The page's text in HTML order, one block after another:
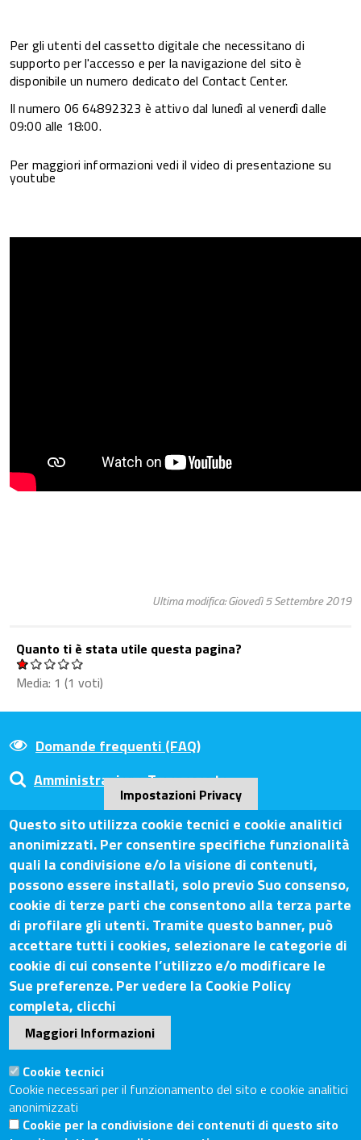
Per gli utenti del cassetto digitale che necessitano di
supporto per l'accesso e per la navigazione del sito è
disponibile un numero dedicato del Contact Center.
Il numero 06 64892323 è attivo dal lunedì al venerdì dalle
09:00 alle 18:00.
Per maggiori informazioni vedi il video di presentazione su
youtube
Ultima modifica: Giovedì 5 Settembre 2019
Quanto ti è stata utile questa pagina?
Media: 1 (1 voti)
Domande frequenti (FAQ)
Amministrazione Trasparente
Camera di Commercio Arezzo-
Siena
Contatti
Sede Legale: Via Lazzaro Spallanzani, 25 – 52100 Arezzo
Sede Secondaria: Piazza Giacomo Matteotti, 30 - 53100
Siena
Tel. Sede Legale: 0575/3030
Tel. Sede Secondaria: 0577/202511
C.F./P.IVA: 02326130511
Codice Univoco UF6UWY
Impostazioni Privacy
Questo sito utilizza cookie tecnici e cookie analitici
anonimizzati. Per consentire specifiche funzionalità
quali la condivisione e/o la visione di contenuti,
possono essere installati, solo previo Suo consenso,
cookie di terze parti che consentono alla terza parte
di profilare gli utenti. Tramite questo banner, può
accettare tutti i cookies, selezionare le categorie di
cookie di cui consente l’utilizzo e/o modificare le
Sue preferenze. Per vedere la Cookie Policy
completa, clicchi
Maggiori Informazioni
Cookie tecnici
Cookie necessari per il funzionamento del sito e cookie analitici
anonimizzati
Cookie per la condivisione dei contenuti di questo sito